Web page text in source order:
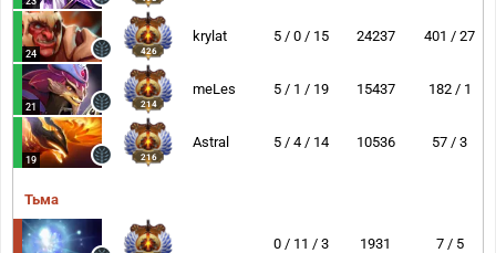
24 426
krylat 5 / 0 / 15 24237 401 / 27
21 214
meLes 5 / 1 / 19 15437 182 / 1
19 216
Astral 5 / 4 / 14 10536 57 / 3
Тьма
0 / 11 / 3 1931 7 / 5